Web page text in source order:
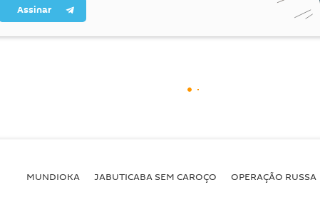
Assinar
MUNDIOKA JABUTICABA SEM CAROÇO OPERAÇÃO RUSSA